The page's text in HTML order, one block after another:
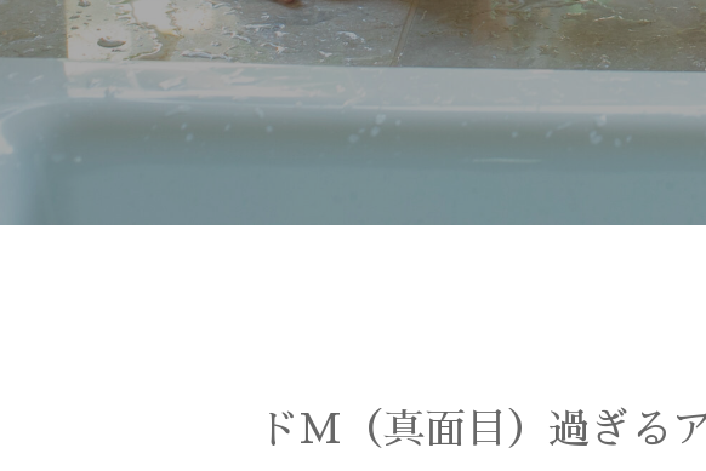
Hit enter to search or ESC to close
ドM（真面目）過ぎる